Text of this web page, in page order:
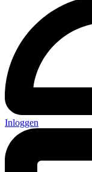
Inloggen